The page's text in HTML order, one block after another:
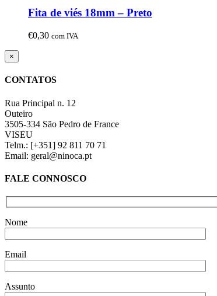
Fita de viés 18mm – Preto
€0,30 com IVA
Close
product
view
×
CONTATOS
Rua Principal n. 12
Outeiro
3505-334 São Pedro de France
VISEU
Telm.: [+351] 92 811 70 71
Email: geral@ninoca.pt
FALE CONNOSCO
Nome
Email
Assunto